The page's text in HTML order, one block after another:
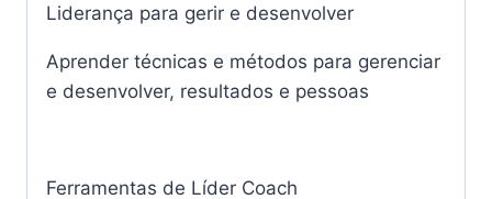
Liderança para gerir e desenvolver
Aprender técnicas e métodos para gerenciar
e desenvolver, resultados e pessoas
Ferramentas de Líder Coach